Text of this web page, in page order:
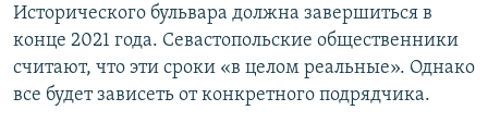
Исторического бульвара должна завершиться в
конце 2021 года. Севастопольские общественники
считают, что эти сроки «в целом реальные». Однако
все будет зависеть от конкретного подрядчика.